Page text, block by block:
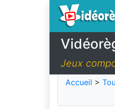
Jeux
Accueil >